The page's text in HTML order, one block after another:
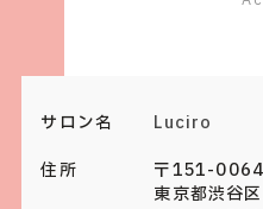
サロン名
Luciro
住所
〒151-
東京都渋谷